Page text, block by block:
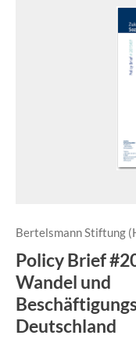
Bertelsmann Stiftung
Policy Brief
Wandel und
Deutschland